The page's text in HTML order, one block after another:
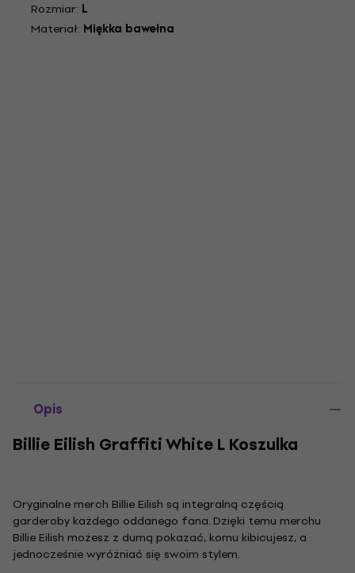
Rozmiar: L
Materiał: Miękka bawełna
Opis
Billie Eilish Graffiti White L Koszulka
Oryginalne merch Billie Eilish są integralną częścią
garderoby każdego oddanego fana. Dzięki temu merchu
Billie Eilish możesz z dumą pokazać, komu kibicujesz, a
jednocześnie wyróżniać się swoim stylem.